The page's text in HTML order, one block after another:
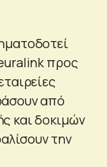
προς
από
και δοκιμών
την